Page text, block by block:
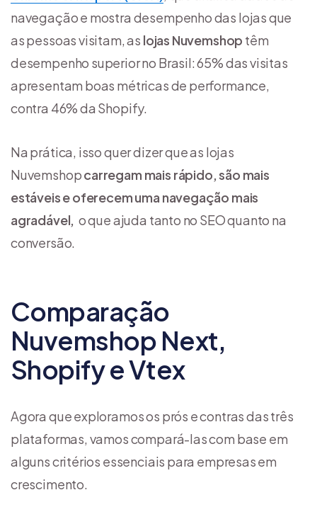
navegação e mostra desempenho das lojas que
as pessoas visitam, as lojas Nuvemshop têm
desempenho superior no Brasil: 65% das visitas
apresentam boas métricas de performance,
contra 46% da Shopify.
Na prática, isso quer dizer que as lojas
Nuvemshopcarregam mais rápido, são mais
estáveis e oferecem uma navegação mais
agradável, o que ajuda tanto no SEO quanto na
conversão.
Comparação
Nuvemshop Next,
Shopify e Vtex
Agora que exploramos os prós e contras das três
plataformas, vamos compará-las com base em
alguns critérios essenciais para empresas em
crescimento.